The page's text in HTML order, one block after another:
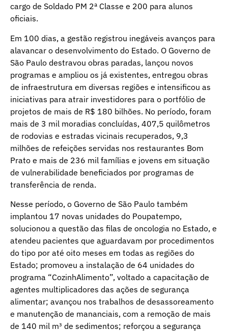
cargo de Soldado PM 2ª Classe e 200 para alunos
oficiais.
Em 100 dias, a gestão registrou inegáveis avanços para
alavancar o desenvolvimento do Estado. O Governo de
São Paulo destravou obras paradas, lançou novos
programas e ampliou os já existentes, entregou obras
de infraestrutura em diversas regiões e intensificou as
iniciativas para atrair investidores para o portfólio de
projetos de mais de R$ 180 bilhões. No período, foram
mais de 3 mil moradias concluídas, 407,5 quilômetros
de rodovias e estradas vicinais recuperados, 9,3
milhões de refeições servidas nos restaurantes Bom
Prato e mais de 236 mil famílias e jovens em situação
de vulnerabilidade beneficiados por programas de
transferência de renda.
Nesse período, o Governo de São Paulo também
implantou 17 novas unidades do Poupatempo,
solucionou a questão das filas de oncologia no Estado, e
atendeu pacientes que aguardavam por procedimentos
do tipo por até oito meses em todas as regiões do
Estado; promoveu a instalação de 64 unidades do
programa “CozinhAlimento”, voltado a capacitação de
agentes multiplicadores das ações de segurança
alimentar; avançou nos trabalhos de desassoreamento
e manutenção de mananciais, com a remoção de mais
de 140 mil m³ de sedimentos; reforçou a segurança